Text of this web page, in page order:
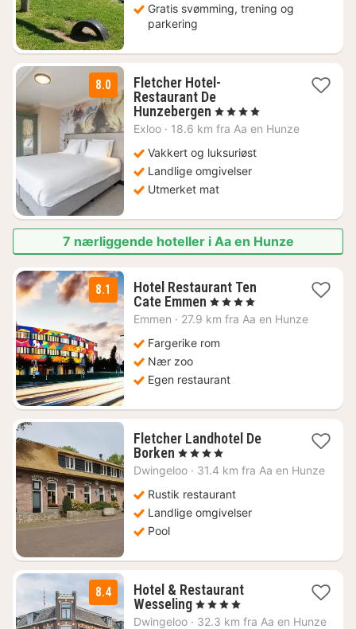
Gratis svømming, trening og
parkering
8.0
Fletcher Hotel-
Restaurant De
Hunzebergen 1
natt
805
kr.
, 4 Stjerner
Exloo · 18.6 km fra Aa en Hunze
Vakkert og luksuriøst
Landlige omgivelser
Utmerket mat
7 nærliggende hoteller i Aa en Hunze
8.1
Hotel Restaurant Ten
Cate Emmen 1
natt
1136
, 4 Stjerner
Emmen · 27.9 km fra Aa en Hunze
Fargerike rom
Nær zoo
Egen restaurant
Fletcher Landhotel De
Borken 1
natt
761
kr.
, 4 Stjerner
Dwingeloo · 31.4 km fra Aa en Hunze
Rustik restaurant
Landlige omgivelser
Pool
8.4
Hotel & Restaurant
Wesseling1
natt
, 4 Stjerner
Dwingeloo · 32.3 km fra Aa en Hunze